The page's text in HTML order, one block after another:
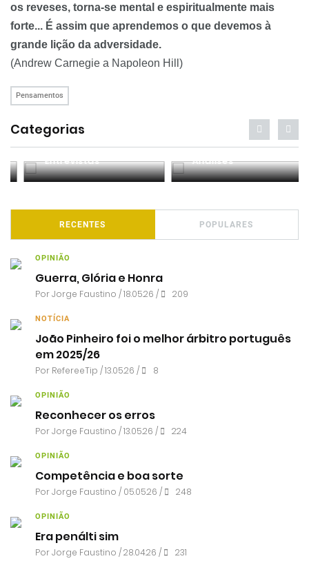
os reveses, torna-se mental e espiritualmente mais
forte... É assim que aprendemos o que devemos à
grande lição da adversidade.
(Andrew Carnegie a Napoleon Hill)
Pensamentos
Categorias
Entrevistas Análises
RECENTES POPULARES
OPINIÃO
Guerra, Glória e Honra
PorJorge Faustino / 18.05.26 / 209
NOTÍCIA
João Pinheiro foi o melhor árbitro português
em 2025/26
Por RefereeTip / 13.05.26 / 8
OPINIÃO
Reconhecer os erros
PorJorge Faustino / 13.05.26 / 224
OPINIÃO
Competência e boa sorte
PorJorge Faustino / 05.05.26 / 248
OPINIÃO
Era penálti sim
PorJorge Faustino / 28.04.26 / 231